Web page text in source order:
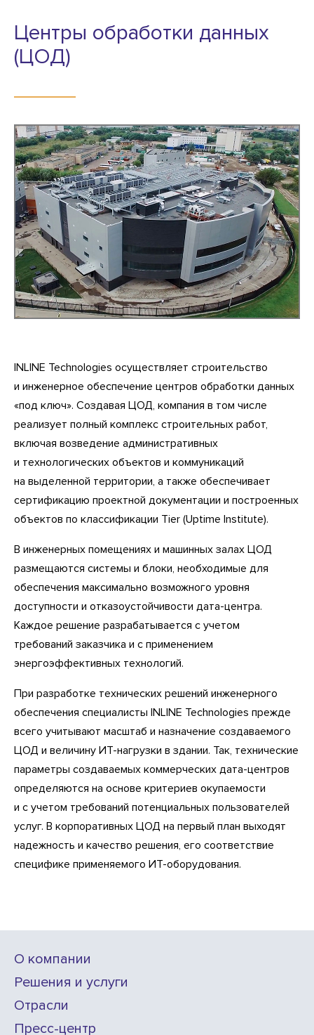
Центры обработки данных
(ЦОД)
INLINE Technologies осуществляет строительство
и инженерное обеспечение центров обработки данных
«под ключ». Создавая ЦОД, компания в том числе
реализует полный комплекс строительных работ,
включая возведение административных
и технологических объектов и коммуникаций
на выделенной территории, а также обеспечивает
сертификацию проектной документации и построенных
объектов по классификации Tier (Uptime Institute).
В инженерных помещениях и машинных залах ЦОД
размещаются системы и блоки, необходимые для
обеспечения максимально возможного уровня
доступности и отказоустойчивости дата-центра.
Каждое решение разрабатывается с учетом
требований заказчика и с применением
энергоэффективных технологий.
При разработке технических решений инженерного
обеспечения специалисты INLINE Technologies прежде
всего учитывают масштаб и назначение создаваемого
ЦОД и величину ИТ-нагрузки в здании. Так, технические
параметры создаваемых коммерческих дата-центров
определяются на основе критериев окупаемости
и с учетом требований потенциальных пользователей
услуг. В корпоративных ЦОД на первый план выходят
надежность и качество решения, его соответствие
специфике применяемого ИТ-оборудования.
О компании
Решения и услуги
Отрасли
Пресс-центр